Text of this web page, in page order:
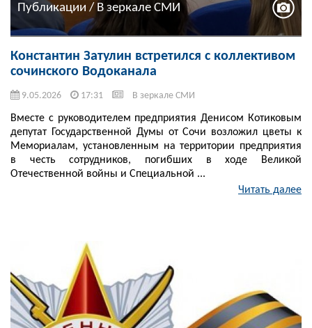
Публикации / В зеркале СМИ
Константин Затулин встретился с коллективом
сочинского Водоканала
9.05.2026 17:31 В зеркале СМИ
Вместе с руководителем предприятия Денисом Котиковым
депутат Государственной Думы от Сочи возложил цветы к
Мемориалам, установленным на территории предприятия
в честь сотрудников, погибших в ходе Великой
Отечественной войны и Специальной ...
Читать далее